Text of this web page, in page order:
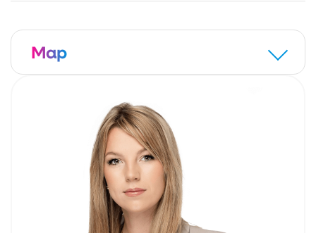
Map